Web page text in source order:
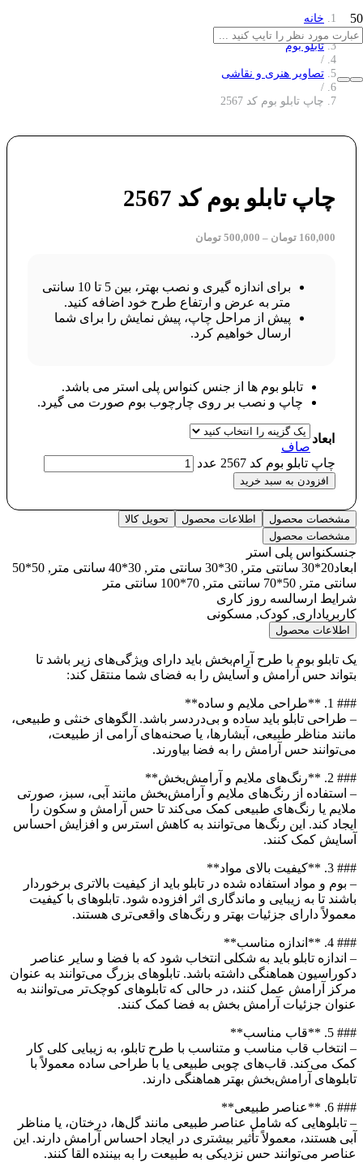
خانه
/
تابلو بوم
/
تصاویر هنری و نقاشی
/
چاپ تابلو بوم کد 2567
چاپ تابلو بوم کد 2567
160,000 تومان –
500,000 تومان
برای اندازه گیری و نصب بهتر، بین 5 تا 10 سانتی
متر به عرض و ارتفاع طرح خود اضافه کنید.
پیش از مراحل چاپ، پیش نمایش را برای شما
ارسال خواهیم کرد.
تابلو بوم ها از جنس کنواس پلی استر می باشد.
چاپ و نصب بر روی چارچوب بوم صورت می گیرد.
ابعاد
صاف
چاپ تابلو بوم کد 2567 عدد
افزودن به سبد خرید
مشخصات محصول اطلاعات محصول
تحویل کالا
مشخصات محصول
جنسکنواس پلی استر
ابعاد
20*30 سانتی متر, 30*30 سانتی متر, 30*40 سانتی متر, 50*50
سانتی متر, 50*70 سانتی متر, 70*100 سانتی متر
شرایط ارسالسه روز کاری
کاربریاداری, کودک, مسکونی
اطلاعات محصول
یک تابلو بوم با طرح آرام‌بخش باید دارای ویژگی‌های زیر باشد تا
بتواند حس آرامش و آسایش را به فضای شما منتقل کند:
### 1. **طراحی ملایم و ساده**
– طراحی تابلو باید ساده و بی‌دردسر باشد. الگوهای خنثی و طبیعی،
مانند مناظر طبیعی، آبشارها، یا صحنه‌های آرامی از طبیعت،
می‌توانند حس آرامش را به فضا بیاورند.
### 2. **رنگ‌های ملایم و آرامش‌بخش**
– استفاده از رنگ‌های ملایم و آرامش‌بخش مانند آبی، سبز، صورتی
ملایم یا رنگ‌های طبیعی کمک می‌کند تا حس آرامش و سکون را
ایجاد کند. این رنگ‌ها می‌توانند به کاهش استرس و افزایش احساس
آسایش کمک کنند.
### 3. **کیفیت بالای مواد**
– بوم و مواد استفاده شده در تابلو باید از کیفیت بالاتری برخوردار
باشند تا به زیبایی و ماندگاری اثر افزوده شود. تابلوهای با کیفیت
معمولاً دارای جزئیات بهتر و رنگ‌های واقعی‌تری هستند.
### 4. **اندازه مناسب**
– اندازه تابلو باید به شکلی انتخاب شود که با فضا و سایر عناصر
دکوراسیون هماهنگی داشته باشد. تابلوهای بزرگ می‌توانند به عنوان
مرکز آرامش عمل کنند، در حالی که تابلوهای کوچک‌تر می‌توانند به
عنوان جزئیات آرامش بخش به فضا کمک کنند.
### 5. **قاب مناسب**
– انتخاب قاب مناسب و متناسب با طرح تابلو، به زیبایی کلی کار
کمک می‌کند. قاب‌های چوبی طبیعی یا با طراحی ساده معمولاً با
تابلوهای آرامش‌بخش بهتر هماهنگی دارند.
### 6. **عناصر طبیعی**
– تابلوهایی که شامل عناصر طبیعی مانند گل‌ها، درختان، یا مناظر
آبی هستند، معمولاً تأثیر بیشتری در ایجاد احساس آرامش دارند. این
عناصر می‌توانند حس نزدیکی به طبیعت را به بیننده القا کنند.